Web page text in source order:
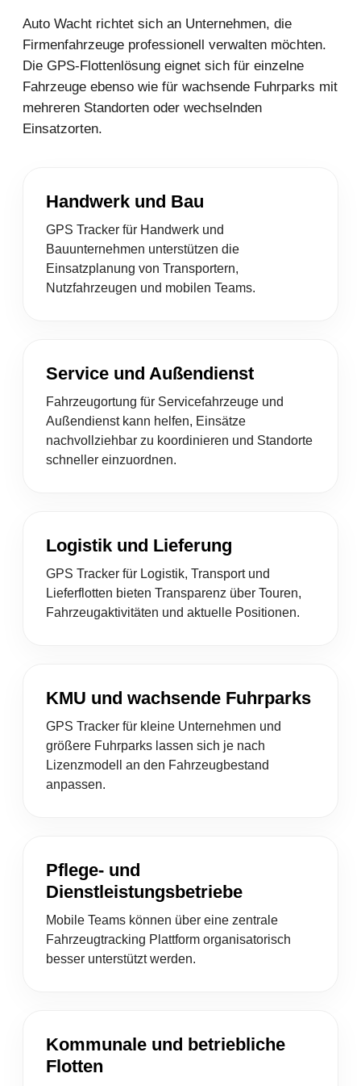
Auto Wacht richtet sich an Unternehmen, die
Firmenfahrzeuge professionell verwalten möchten.
Die GPS-Flottenlösung eignet sich für einzelne
Fahrzeuge ebenso wie für wachsende Fuhrparks mit
mehreren Standorten oder wechselnden
Einsatzorten.
Handwerk und Bau
GPS Tracker für Handwerk und
Bauunternehmen unterstützen die
Einsatzplanung von Transportern,
Nutzfahrzeugen und mobilen Teams.
Service und Außendienst
Fahrzeugortung für Servicefahrzeuge und
Außendienst kann helfen, Einsätze
nachvollziehbar zu koordinieren und Standorte
schneller einzuordnen.
Logistik und Lieferung
GPS Tracker für Logistik, Transport und
Lieferflotten bieten Transparenz über Touren,
Fahrzeugaktivitäten und aktuelle Positionen.
KMU und wachsende Fuhrparks
GPS Tracker für kleine Unternehmen und
größere Fuhrparks lassen sich je nach
Lizenzmodell an den Fahrzeugbestand
anpassen.
Pflege- und
Dienstleistungsbetriebe
Mobile Teams können über eine zentrale
Fahrzeugtracking Plattform organisatorisch
besser unterstützt werden.
Kommunale und betriebliche
Flotten